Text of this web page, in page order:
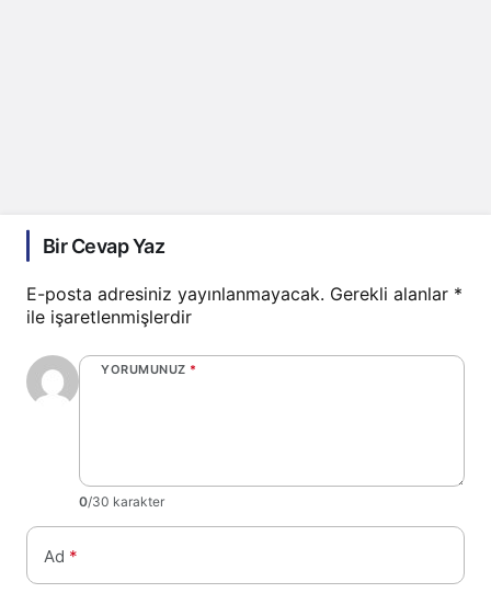
Bir Cevap Yaz
E-posta adresiniz yayınlanmayacak. Gerekli alanlar *
ile işaretlenmişlerdir
YORUMUNUZ *
0/30 karakter
Ad *